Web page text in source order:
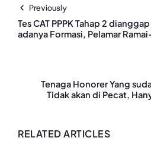
Previously
Tes CAT PPPK Tahap 2
adanya Formasi, Pelamar
Tenaga Honorer Yang
Tidak akan di Pecat,
RELATED ARTICLES